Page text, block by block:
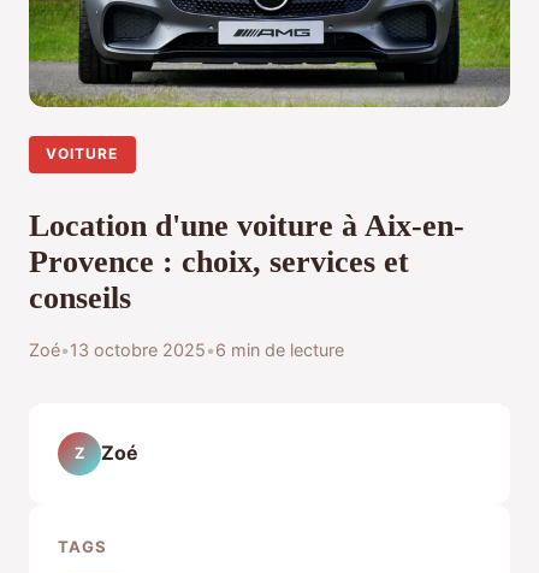
VOITURE
Location d'une voiture à Aix-en-
Provence : choix, services et
conseils
Zoé•13 octobre 2025•6 min de lecture
Z Zoé
TAGS